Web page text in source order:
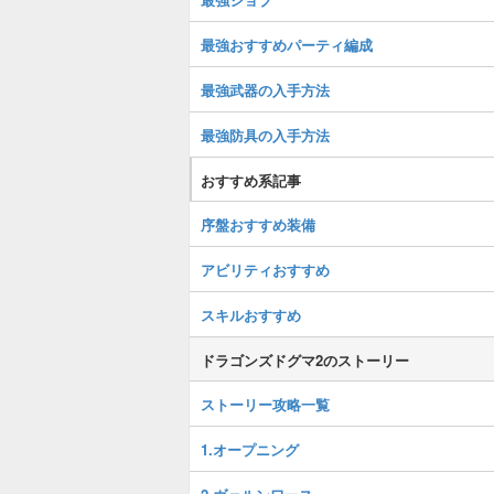
最強おすすめパーティ編成
最強武器の入手方法
最強防具の入手方法
おすすめ系記事
序盤おすすめ装備
アビリティおすすめ
スキルおすすめ
ドラゴンズドグマ2のストーリー
ストーリー攻略一覧
1.オープニング